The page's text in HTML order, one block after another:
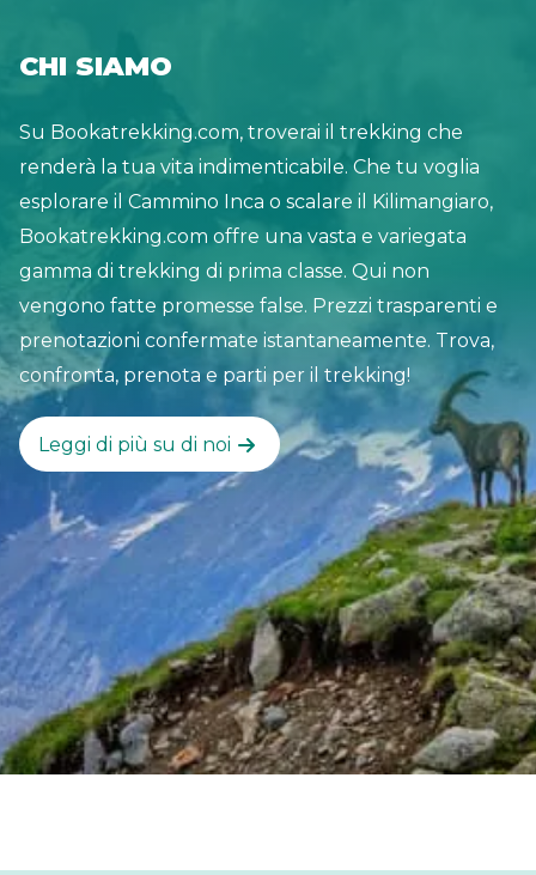
CHI SIAMO
Su Bookatrekking.com, troverai il trekking che
renderà la tua vita indimenticabile. Che tu voglia
esplorare il Cammino Inca o scalare il Kilimangiaro,
Bookatrekking.com offre una vasta e variegata
gamma di trekking di prima classe. Qui non
vengono fatte promesse false. Prezzi trasparenti e
prenotazioni confermate istantaneamente. Trova,
confronta, prenota e parti per il trekking!
Leggi di più su di noi